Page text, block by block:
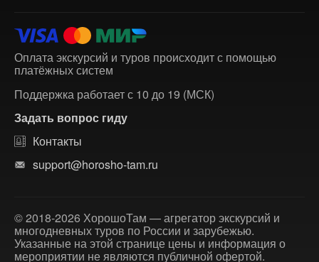
Оплата экскурсий и туров происходит с помощью
платёжных систем
Поддержка работает с 10 до 19 (МСК)
Задать вопрос гиду
Контакты
support@horosho-tam.ru
© 2018-2026 ХорошоТам — агрегатор экскурсий и
многодневных туров по России и зарубежью.
Указанные на этой странице цены и информация о
мероприятии не являются публичной офертой.